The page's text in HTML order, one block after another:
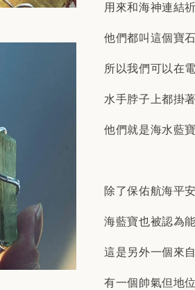
用來和海神連結
他們都叫這個寶
所以我們可以在
水手脖子上都掛
他們就是海水藍寶
除了保佑航海平安
海藍寶也被認為
這是另外一個來
有一個帥氣但地